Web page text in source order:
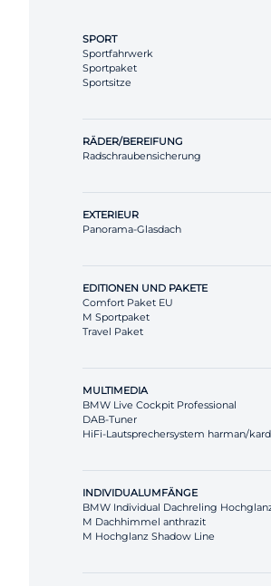
SPORT
Sportfahrwerk
Sportpaket
Sportsitze
RÄDER/BEREIFUNG
Radschraubensicherung
EXTERIEUR
Panorama-Glasdach
EDITIONEN UND PAKETE
Comfort Paket EU
M Sportpaket
Travel Paket
MULTIMEDIA
BMW Live Cockpit Professional
DAB-Tuner
HiFi-Lautsprechersystem harman/
INDIVIDUALUMFÄNGE
BMW Individual Dachreling
M Dachhimmel anthrazit
M Hochglanz Shadow Line